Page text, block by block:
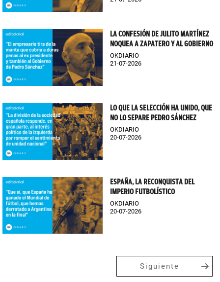
LA CONFESIÓN DE JULITO MARTÍNEZ
NOQUEA A ZAPATERO Y AL GOBIERNO
OKDIARIO
21-07-2026
LO QUE LA SELECCIÓN HA UNIDO, QUE
NO LO SEPARE PEDRO SÁNCHEZ
OKDIARIO
20-07-2026
ESPAÑA, LA RECONQUISTA DEL
IMPERIO FUTBOLÍSTICO
OKDIARIO
20-07-2026
Siguiente